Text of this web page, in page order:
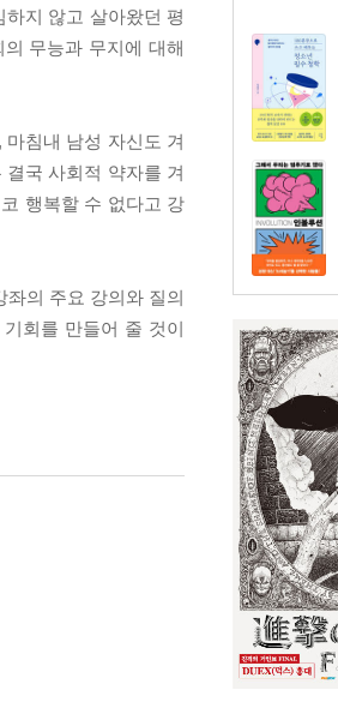
지 않고 살아왔던 평
무능과 무지에 대해
침내 남성 자신도 겨
국 사회적 약자를 겨
행복할 수 없다고 강
좌의 주요 강의와 질의
회를 만들어 줄 것이